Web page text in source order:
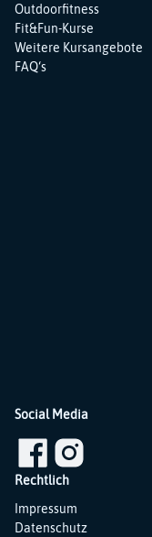
Outdoorfitness
Fit&Fun-Kurse
Weitere Kursangebote
FAQ‘s
Social Media
Rechtlich
Navigation
überspringen
Impressum
Datenschutz